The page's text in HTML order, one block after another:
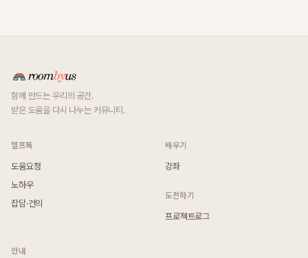
함께 만드는 우리의 공간.
받은 도움을 다시 나누는 커뮤니티.
헬프톡
도움요청
노하우
잡담·건의
배우기
강좌
도전하기
프로젝트로그
안내